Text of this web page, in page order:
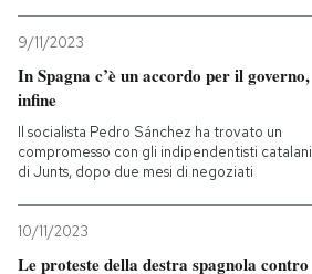
9/11/2023
In Spagna c’è un accordo per il governo,
infine
Il socialista Pedro Sánchez ha trovato un
compromesso con gli indipendentisti catalani
di Junts, dopo due mesi di negoziati
10/11/2023
Le proteste della destra spagnola contro